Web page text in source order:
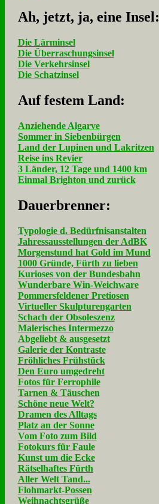
Ah, jetzt, ja, ei­ne In­sel:
Die Lärminsel
Die Überraschungsinsel
Die Verkehrsinsel
Die Schatzinsel
Auf fe­stem Land:
Anziehende Algarve
Sommer in Siebenbürgen
Land der Lupinen und Lakritzen
Reise ins Revier
3 Länder, 12 Tage und 1400 km
Einmal Brighton und zurück
Dau­er­bren­ner:
Typologie d. Bedürfnisanstalten
Jahressausstellungen der AdBK
Morgenstund hat Gold im Mund
1000 Gründe, Fürth zu lieben
Kurioses von der Bundesbahn
Wunderbare Win-Weichware
Pommersfeldener Pretiosen
Virtueller Skulpturengarten
Schach der Obsoleszenz
Malerisches Intermezzo
Abgeliebt & ausgesetzt
Galerie der Kontraste
Fröhliches Frühstück
Den Euro umgedreht
Fotos für Ferrophile
Tarnen & Täuschen
Schöne neue Welt?
Dramen des Alltags
Platz an der Sonne
Vom Foto zum Bild
Fotokurs für Faule
Kunst um die Ecke
Rätselhaftes Fürth
Aller Welt Tand...
Flohmarkt-Possen
Weihnachtsgrüße